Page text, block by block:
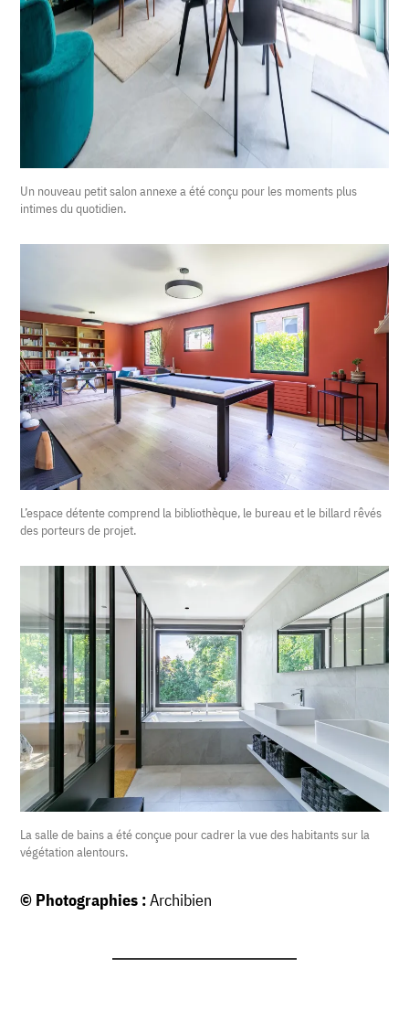
Un nouveau petit salon annexe a été conçu pour les moments plus
intimes du quotidien.
L’espace détente comprend la bibliothèque, le bureau et le billard rêvés
des porteurs de projet.
La salle de bains a été conçue pour cadrer la vue des habitants sur la
végétation alentours.
© Photographies :Archibien